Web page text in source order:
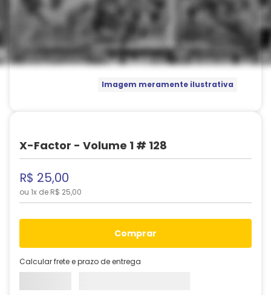
Imagem meramente ilustrativa
X-Factor - Volume 1 # 128
R$ 25,00
ou 1x de R$ 25,00
comprar
Calcular frete e prazo de entrega